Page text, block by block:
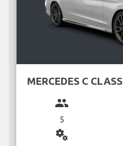
MERCEDES C CLASS
group
5
miscellaneous_services